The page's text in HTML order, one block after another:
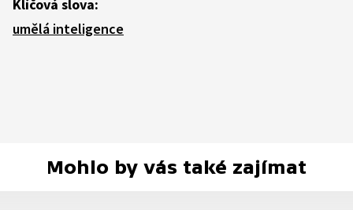
Klíčová slova:
umělá inteligence
Mohlo by vás také zajímat